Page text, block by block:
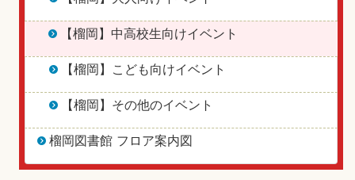
【榴岡】中高校生向けイベント
【榴岡】こども向けイベント
【榴岡】その他のイベント
榴岡図書館 フロア案内図